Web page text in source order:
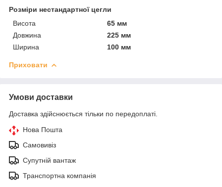
Розміри нестандартної цегли
Висота
65 мм
Довжина
225 мм
Ширина
100 мм
Приховати
Умови доставки
Доставка здійснюється тільки по передоплаті.
Нова Пошта
Самовивіз
Супутній вантаж
Транспортна компанія